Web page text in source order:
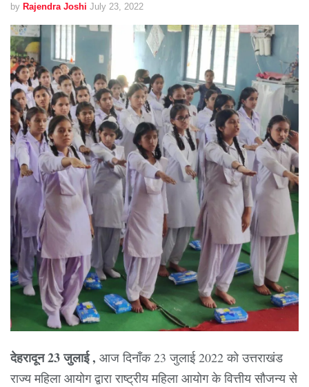
by Rajendra Joshi July 23, 2022
देहरादून 23 जुलाई , आज दिनाँक 23 जुलाई 2022 को उत्तराखंड
राज्य महिला आयोग द्वारा राष्ट्रीय महिला आयोग के वित्तीय सौजन्य से